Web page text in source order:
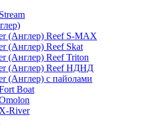
(Англер) Reef S-MAX
(Англер) Reef Skat
(Англер) Reef Triton
(Англер) Reef НДНД
(Англер) с пайолами
Boat
River